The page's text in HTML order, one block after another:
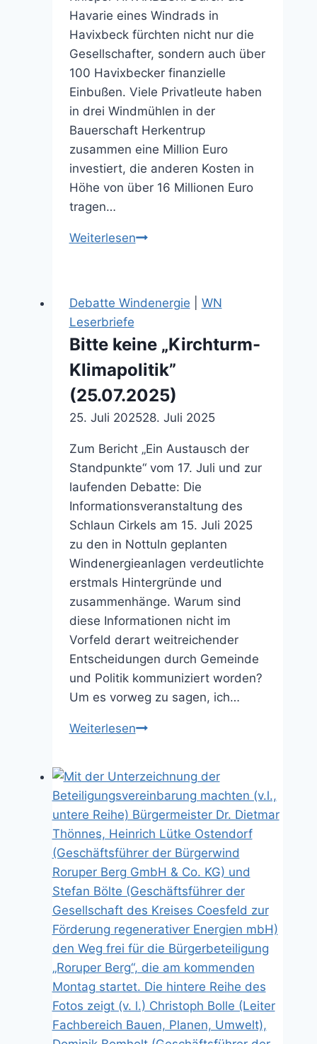
Havarie eines Windrads in
Havixbeck fürchten nicht nur die
Gesellschafter, sondern auch über
100 Havixbecker finanzielle
Einbußen. Viele Privatleute haben
in drei Windmühlen in der
Bauerschaft Herkentrup
zusammen eine Million Euro
investiert, die anderen Kosten in
Höhe von über 16 Millionen Euro
tragen…
WeiterlesenAnleger
Dividende
(29.10.2025)
Debatte Windenergie
WN
Leserbriefe
Bitte keine „Kirchturm-
Klimapolitik”
(25.07.2025)
25. Juli 202528. Juli 2025
Zum Bericht „Ein Austausch der
Standpunkte“ vom 17. Juli und zur
laufenden Debatte: Die
Informationsveranstaltung des
Schlaun Cirkels am 15. Juli 2025
zu den in Nottuln geplanten
Windenergieanlagen verdeutlichte
erstmals Hintergründe und
zusammenhänge. Warum sind
diese Informationen nicht im
Vorfeld derart weitreichender
Entscheidungen durch Gemeinde
und Politik kommuniziert worden?
Um es vorweg zu sagen, ich…
WeiterlesenBitte
Klimapolitik”
(25.07.2025)